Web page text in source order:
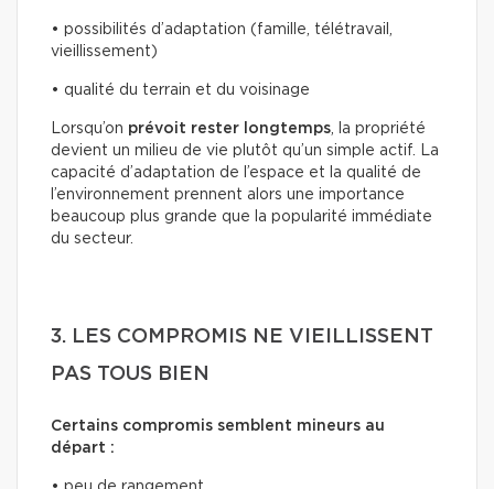
• possibilités d’adaptation (famille, télétravail,
vieillissement)
• qualité du terrain et du voisinage
Lorsqu’on prévoit rester longtemps , la propriété
devient un milieu de vie plutôt qu’un simple actif. La
capacité d’adaptation de l’espace et la qualité de
l’environnement prennent alors une importance
beaucoup plus grande que la popularité immédiate
du secteur.
3. LES COMPROMIS NE VIEILLISSENT
PAS TOUS BIEN
Certains compromis semblent mineurs au
départ :